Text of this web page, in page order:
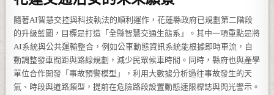
隨著AI智慧交控與科技執法的順利運作，花蓮縣政府已規劃第二階段
的升級藍圖，目標是打造「全縣智慧交通生態系」。其中一項重點是將
AI系統與公共運輸整合，例如公車動態資訊系統能根據即時車流，自
動調整發車間距與路線規劃，減少民眾候車時間。同時，縣府也與產學
單位合作開發「事故預警模型」，利用大數據分析過往事故發生的天
氣、時段與道路類型，提前在危險路段設置動態速限標誌與閃光警示。